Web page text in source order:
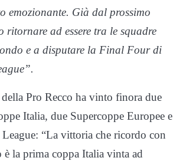
emozionante. Già dal prossimo
ritornare ad essere tra le squadre
e a disputare la Final Four di
Pro Recco ha vinto finora due
Italia, due Supercoppe Europee e
“La vittoria che ricordo con
è la prima coppa Italia vinta ad